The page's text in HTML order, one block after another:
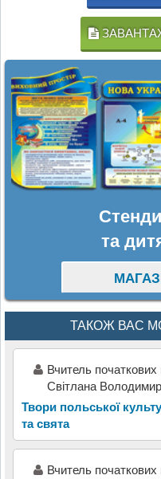
та
ТАКОЖ ВАС
Вчитель початкових
Світлана
Твори польської
та свята
Вчитель початкових